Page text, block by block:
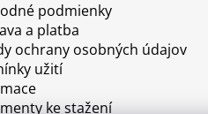
podmienky
a platba
ochrany osobných údajov
užití
ke stažení